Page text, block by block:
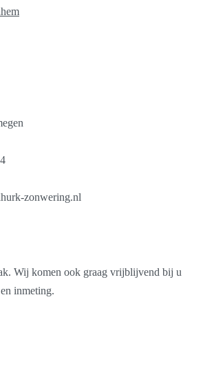
zonwering.nl
Wij komen ook graag vrijblijvend bij u
inmeting.